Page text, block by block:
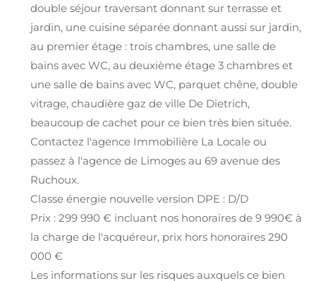
double séjour traversant donnant sur terrasse et
jardin, une cuisine séparée donnant aussi sur jardin,
au premier étage : trois chambres, une salle de
bains avec WC, au deuxième étage 3 chambres et
une salle de bains avec WC, parquet chêne, double
vitrage, chaudière gaz de ville De Dietrich,
beaucoup de cachet pour ce bien très bien située.
Contactez l'agence Immobilière La Locale ou
passez à l'agence de Limoges au 69 avenue des
Ruchoux.
Classe énergie nouvelle version DPE : D/D
Prix : 299 990 € incluant nos honoraires de 9 990€ à
la charge de l'acquéreur, prix hors honoraires 290
000 €
Les informations sur les risques auxquels ce bien